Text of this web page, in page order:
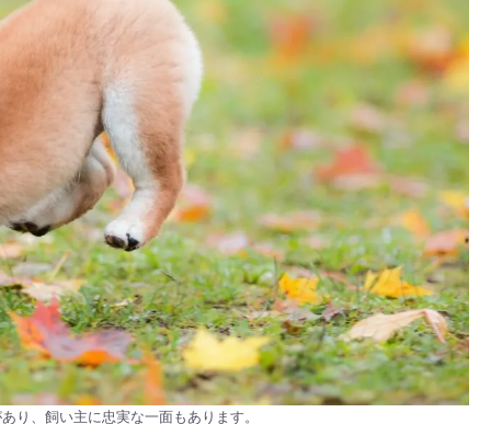
り、飼い主に忠実な一面もあります。